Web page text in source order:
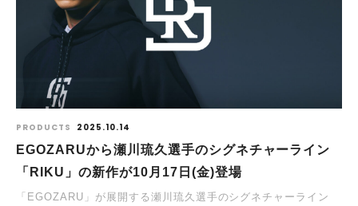
PRODUCTS 2025.10.14
EGOZARUから瀬川琉久選手のシグネチャーライン
「RIKU」の新作が10⽉17⽇(金)登場
「EGOZARU」が展開する瀬川琉久選手のシグネチャーライン